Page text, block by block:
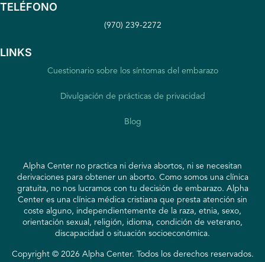
TELÉFONO
(970) 239-2272
LINKS
Cuestionario sobre los síntomas del embarazo
Divulgación de prácticas de privacidad
Blog
Alpha Center no practica ni deriva abortos, ni se necesitan
derivaciones para obtener un aborto. Como somos una clínica
gratuita, no nos lucramos con tu decisión de embarazo. Alpha
Center es una clínica médica cristiana que presta atención sin
coste alguno, independientemente de la raza, etnia, sexo,
orientación sexual, religión, idioma, condición de veterano,
discapacidad o situación socioeconómica.
Copyright © 2026 Alpha Center. Todos los derechos reservados.